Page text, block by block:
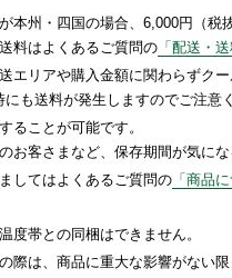
本州・四国の場合、6,000円（税
料はよくあるご質問の 「配送・
エリアや購入金額に関わらずク
も送料が発生しますのでご注意
ることが可能です。
お客さまなど、保存期間が気に
してはよくあるご質問の 「商品
度帯との同梱はできません。
際は、商品に重大な影響がない